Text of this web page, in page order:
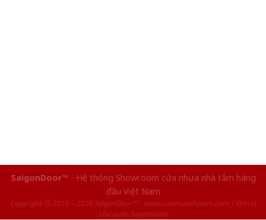
SaigonDoor™ - Hệ thống Showroom cửa nhựa nhà tắm hàng
đầu Việt Nam
Copyright ⓒ 2016 – 2026 SaigonDoor™ - www.cuanhuanhatam.com | Đơn vị
chủ quản SaigonDoor